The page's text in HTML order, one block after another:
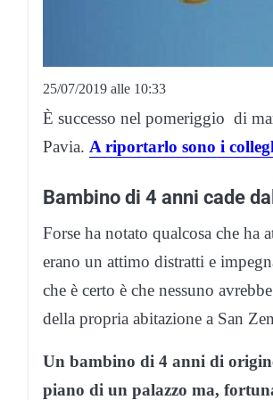
25/07/2019 alle 10:33
È successo nel pomeriggio di
Pavia. A riportarlo sono i
Bambino di 4 anni cade
Forse ha notato qualcosa che ha
erano un attimo distratti e
che è certo è che nessuno
della propria abitazione a San
Un bambino di 4 anni di
piano di un palazzo ma,